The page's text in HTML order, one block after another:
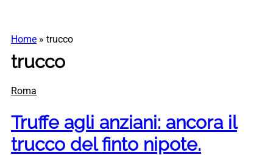
Home » trucco
trucco
Roma
Truffe agli anziani: ancora il
trucco del finto nipote.